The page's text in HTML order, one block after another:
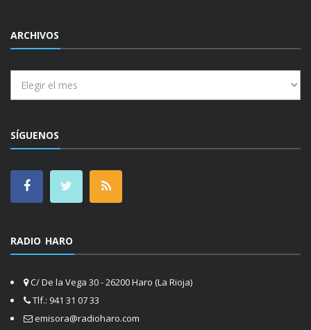
ARCHIVOS
SÍGUENOS
RADIO HARO
C/ De la Vega 30 - 26200 Haro (La Rioja)
Tlf.: 941 31 07 33
emisora@radioharo.com